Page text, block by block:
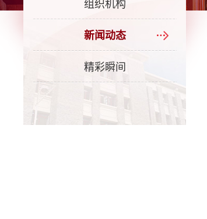
组织机构
新闻动态
精彩瞬间